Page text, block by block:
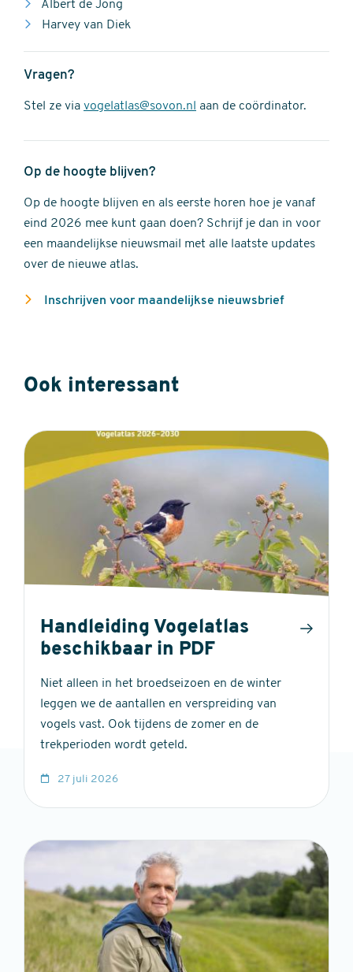
Albert de Jong
Harvey van Diek
Vragen?
Stel ze via vogelatlas@sovon.nl aan de coördinator.
Op de hoogte blijven?
Op de hoogte blijven en als eerste horen hoe je vanaf
eind 2026 mee kunt gaan doen? Schrijf je dan in voor
een maandelijkse nieuwsmail met alle laatste updates
over de nieuwe atlas.
Inschrijven voor maandelijkse nieuwsbrief
Ook interessant
Handleiding Vogelatlas
beschikbaar in PDF
Niet alleen in het broedseizoen en de winter
leggen we de aantallen en verspreiding van
vogels vast. Ook tijdens de zomer en de
trekperioden wordt geteld.
27 juli 2026